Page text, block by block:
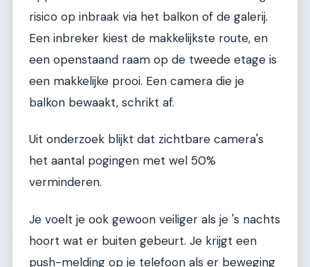
risico op inbraak via het balkon of de galerij.
Een inbreker kiest de makkelijkste route, en
een openstaand raam op de tweede etage is
een makkelijke prooi. Een camera die je
balkon bewaakt, schrikt af.
Uit onderzoek blijkt dat zichtbare camera's
het aantal pogingen met wel 50%
verminderen.
Je voelt je ook gewoon veiliger als je 's nachts
hoort wat er buiten gebeurt. Je krijgt een
push-melding op je telefoon als er beweging